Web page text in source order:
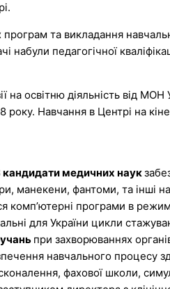
та викладання
набули педагогічної
на освітню діяльність від
року. Навчання в Центрі на
кандидати медичних наук
манекени, фантоми, та інші
комп’ютерні програми в
для України цикли
при захворюваннях
навчального процесу
фахової школи,